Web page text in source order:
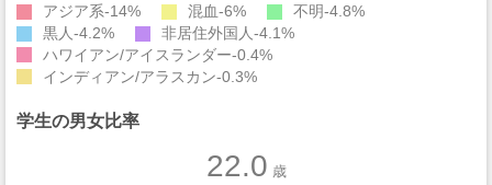
アジア系 14% 混血 6% 不明 4.8%
黒人 4.2% 非居住外国人 4.1%
ハワイアン/アイスランダー 0.4%
インディアン/アラスカン 0.3%
学生の男女比率
22.0 歳